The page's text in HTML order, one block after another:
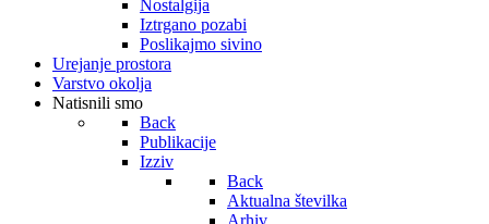
Nostalgija
Iztrgano pozabi
Poslikajmo sivino
Urejanje prostora
Varstvo okolja
Natisnili smo
Back
Publikacije
Izziv
Back
Aktualna številka
Arhiv